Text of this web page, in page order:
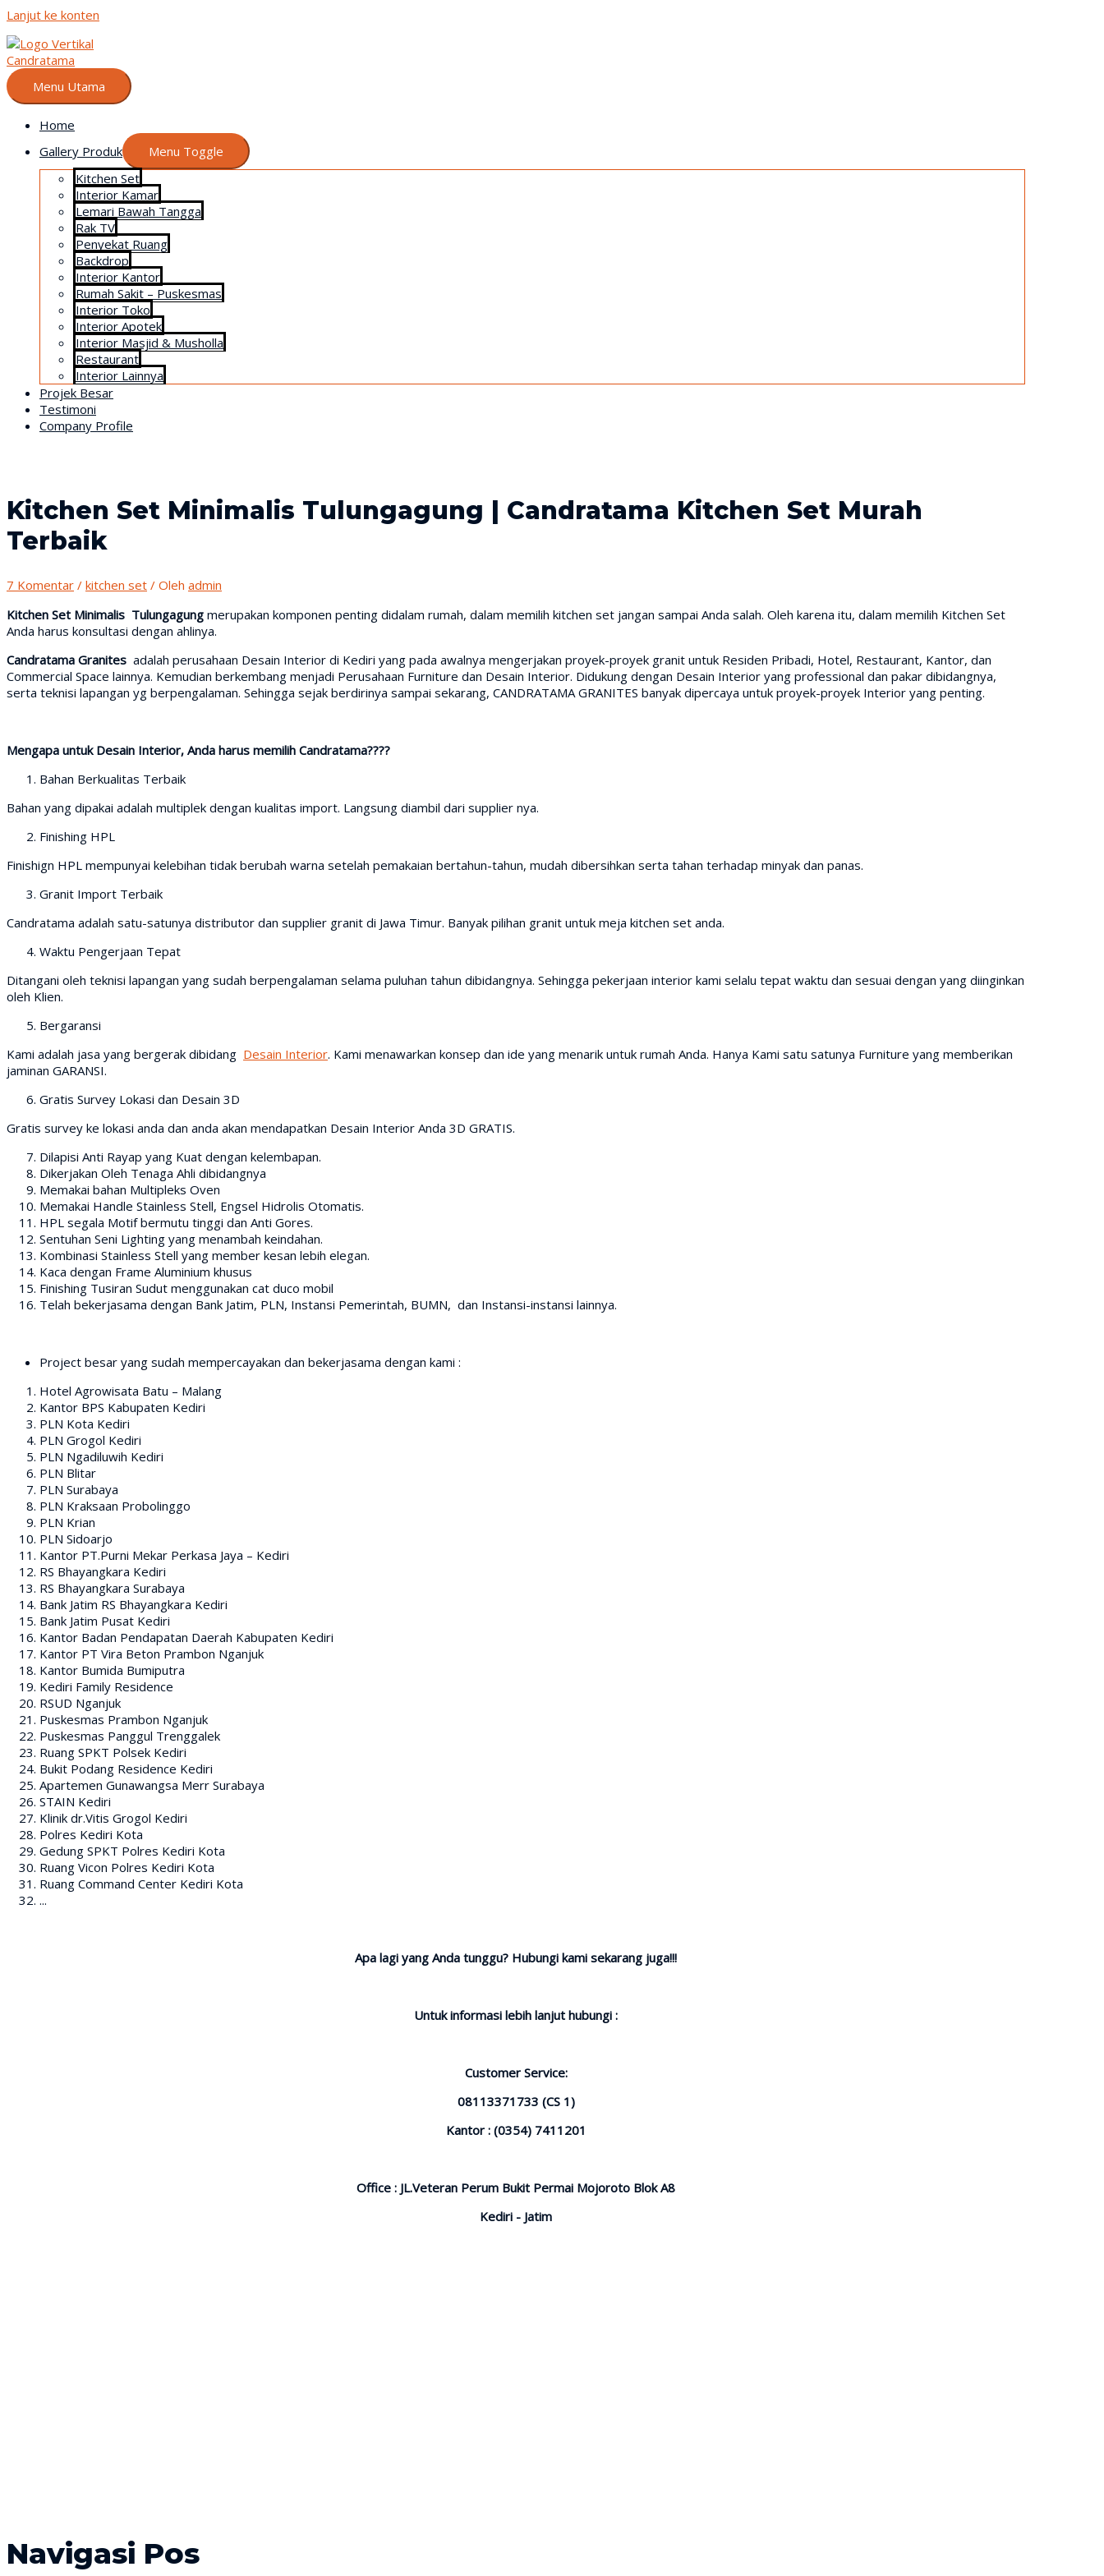
Lanjut ke konten
Menu Utama
Home
Gallery Produk
Menu Toggle
Kitchen Set
Interior Kamar
Lemari Bawah Tangga
Rak TV
Penyekat Ruang
Backdrop
Interior Kantor
Rumah Sakit – Puskesmas
Interior Toko
Interior Apotek
Interior Masjid & Musholla
Restaurant
Interior Lainnya
Projek Besar
Testimoni
Company Profile
Kitchen Set Minimalis Tulungagung | Candratama Kitchen Set Murah
Terbaik
7 Komentar / kitchen set / Oleh admin
Kitchen Set Minimalis Tulungagung merupakan komponen penting didalam rumah, dalam memilih kitchen set jangan sampai Anda salah. Oleh karena itu, dalam memilih Kitchen Set
Anda harus konsultasi dengan ahlinya.
Candratama Granites adalah perusahaan Desain Interior di Kediri yang pada awalnya mengerjakan proyek-proyek granit untuk Residen Pribadi, Hotel, Restaurant, Kantor, dan
Commercial Space lainnya. Kemudian berkembang menjadi Perusahaan Furniture dan Desain Interior. Didukung dengan Desain Interior yang professional dan pakar dibidangnya,
serta teknisi lapangan yg berpengalaman. Sehingga sejak berdirinya sampai sekarang, CANDRATAMA GRANITES banyak dipercaya untuk proyek-proyek Interior yang penting.
Mengapa untuk Desain Interior, Anda harus memilih Candratama????
Bahan Berkualitas Terbaik
Bahan yang dipakai adalah multiplek dengan kualitas import. Langsung diambil dari supplier nya.
Finishing HPL
Finishign HPL mempunyai kelebihan tidak berubah warna setelah pemakaian bertahun-tahun, mudah dibersihkan serta tahan terhadap minyak dan panas.
Granit Import Terbaik
Candratama adalah satu-satunya distributor dan supplier granit di Jawa Timur. Banyak pilihan granit untuk meja kitchen set anda.
Waktu Pengerjaan Tepat
Ditangani oleh teknisi lapangan yang sudah berpengalaman selama puluhan tahun dibidangnya. Sehingga pekerjaan interior kami selalu tepat waktu dan sesuai dengan yang diinginkan
oleh Klien.
Bergaransi
Kami adalah jasa yang bergerak dibidang Desain Interior. Kami menawarkan konsep dan ide yang menarik untuk rumah Anda. Hanya Kami satu satunya Furniture yang memberikan
jaminan GARANSI.
Gratis Survey Lokasi dan Desain 3D
Gratis survey ke lokasi anda dan anda akan mendapatkan Desain Interior Anda 3D GRATIS.
Dilapisi Anti Rayap yang Kuat dengan kelembapan.
Dikerjakan Oleh Tenaga Ahli dibidangnya
Memakai bahan Multipleks Oven
Memakai Handle Stainless Stell, Engsel Hidrolis Otomatis.
HPL segala Motif bermutu tinggi dan Anti Gores.
Sentuhan Seni Lighting yang menambah keindahan.
Kombinasi Stainless Stell yang member kesan lebih elegan.
Kaca dengan Frame Aluminium khusus
Finishing Tusiran Sudut menggunakan cat duco mobil
Telah bekerjasama dengan Bank Jatim, PLN, Instansi Pemerintah, BUMN, dan Instansi-instansi lainnya.
Project besar yang sudah mempercayakan dan bekerjasama dengan kami :
Hotel Agrowisata Batu – Malang
Kantor BPS Kabupaten Kediri
PLN Kota Kediri
PLN Grogol Kediri
PLN Ngadiluwih Kediri
PLN Blitar
PLN Surabaya
PLN Kraksaan Probolinggo
PLN Krian
PLN Sidoarjo
Kantor PT.Purni Mekar Perkasa Jaya – Kediri
RS Bhayangkara Kediri
RS Bhayangkara Surabaya
Bank Jatim RS Bhayangkara Kediri
Bank Jatim Pusat Kediri
Kantor Badan Pendapatan Daerah Kabupaten Kediri
Kantor PT Vira Beton Prambon Nganjuk
Kantor Bumida Bumiputra
Kediri Family Residence
RSUD Nganjuk
Puskesmas Prambon Nganjuk
Puskesmas Panggul Trenggalek
Ruang SPKT Polsek Kediri
Bukit Podang Residence Kediri
Apartemen Gunawangsa Merr Surabaya
STAIN Kediri
Klinik dr.Vitis Grogol Kediri
Polres Kediri Kota
Gedung SPKT Polres Kediri Kota
Ruang Vicon Polres Kediri Kota
Ruang Command Center Kediri Kota
...
Apa lagi yang Anda tunggu? Hubungi kami sekarang juga!!!
Untuk informasi lebih lanjut hubungi :
Customer Service:
08113371733 (CS 1)
Kantor : (0354) 7411201
Office : JL.Veteran Perum Bukit Permai Mojoroto Blok A8
Kediri - Jatim
Navigasi Pos